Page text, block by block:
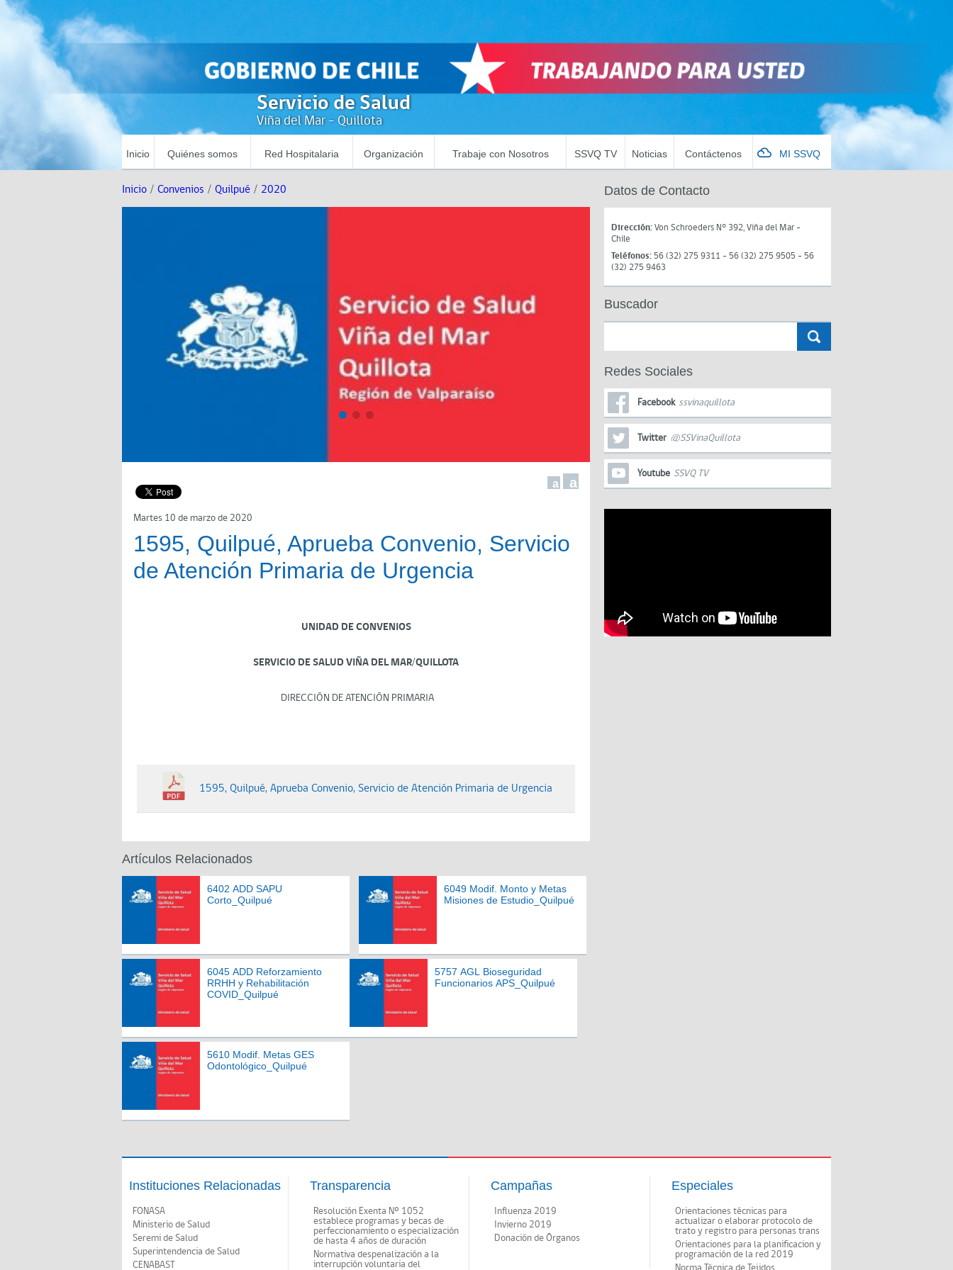
Servicio de Salud
Viña del Mar - Quillota
Inicio Quiénes somos Red Hospitalaria Organización Trabaje con Nosotros SSVQ TV Noticias Contáctenos MI SSVQ
Inicio / Convenios / Quilpué / 2020
a a
Martes 10 de marzo de 2020
1595, Quilpué, Aprueba Convenio, Servicio
de Atención Primaria de Urgencia
UNIDAD DE CONVENIOS
SERVICIO DE SALUD VIÑA DEL MAR/QUILLOTA
DIRECCIÓN DE ATENCIÓN PRIMARIA
1595, Quilpué, Aprueba Convenio, Servicio de Atención Primaria de Urgencia
Artículos Relacionados
6402 ADD SAPU
Corto_Quilpué
6049 Modif. Monto y Metas
Misiones de Estudio_Quilpué
6045 ADD Reforzamiento
RRHH y Rehabilitación
COVID_Quilpué
5757 AGL Bioseguridad
Funcionarios APS_Quilpué
5610 Modif. Metas GES
Odontológico_Quilpué
Datos de Contacto
Dirección:Von Schroeders N° 392, Viña del Mar -
Chile
Teléfonos: 56 (32) 275 9311 - 56 (32) 275 9505 - 56
(32) 275 9463
Buscador
Redes Sociales
Facebook ssvinaquillota
Twitter @SSVinaQuillota
Youtube SSVQ TV
Instituciones Relacionadas
FONASA
Ministerio de Salud
Seremi de Salud
Superintendencia de Salud
CENABAST
Transparencia
Resolución Exenta Nº 1052
establece programas y becas de
perfeccionamiento o especialización
de hasta 4 años de duración
Normativa despenalización a la
interrupción voluntaria del
Campañas
Influenza 2019
Invierno 2019
Donación de Órganos
Especiales
Orientaciones técnicas para
actualizar o elaborar protocolo de
trato y registro para personas trans
Orientaciones para la planificacion y
programación de la red 2019